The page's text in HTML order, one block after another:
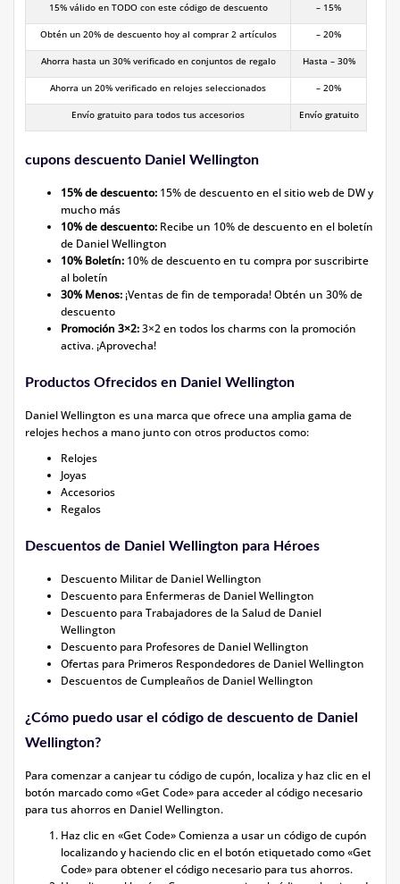
15% válido en TODO con este código de descuento
– 15%
Obtén un 20% de descuento hoy al comprar 2 artículos – 20%
Ahorra hasta un 30% verificado en conjuntos de regalo Hasta – 30%
Ahorra un 20% verificado en relojes seleccionados – 20%
Envío gratuito para todos tus accesorios Envío gratuito
cupons descuento Daniel Wellington
15% de descuento: 15% de descuento en el sitio web de DW y
mucho más
10% de descuento: Recibe un 10% de descuento en el boletín
de Daniel Wellington
10% Boletín: 10% de descuento en tu compra por suscribirte
al boletín
30% Menos: ¡Ventas de fin de temporada! Obtén un 30% de
descuento
Promoción 3×2:3×2 en todos los charms con la promoción
activa. ¡Aprovecha!
Productos Ofrecidos en Daniel Wellington
Daniel Wellington es una marca que ofrece una amplia gama de
relojes hechos a mano junto con otros productos como:
Relojes
Joyas
Accesorios
Regalos
Descuentos de Daniel Wellington para Héroes
Descuento Militar de Daniel Wellington
Descuento para Enfermeras de Daniel Wellington
Descuento para Trabajadores de la Salud de Daniel
Wellington
Descuento para Profesores de Daniel Wellington
Ofertas para Primeros Respondedores de Daniel Wellington
Descuentos de Cumpleaños de Daniel Wellington
¿Cómo puedo usar el código de descuento de Daniel
Wellington?
Para comenzar a canjear tu código de cupón, localiza y haz clic en el
botón marcado como «Get Code» para acceder al código necesario
para tus ahorros en Daniel Wellington.
Haz clic en «Get Code» Comienza a usar un código de cupón
localizando y haciendo clic en el botón etiquetado como «Get
Code» para obtener el código necesario para tus ahorros.